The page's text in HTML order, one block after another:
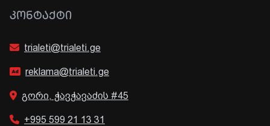
ᲙᲝᲜᲢᲐᲥᲢᲘ
trialeti@trialeti.ge
reklama@trialeti.ge
გორი, ჭავჭავაძის #45
+995 599 21 13 31